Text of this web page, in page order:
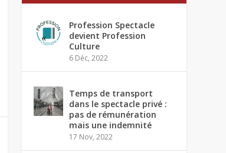
Profession Spectacle
devient Profession
Culture
6 Déc, 2022
Temps de transport
dans le spectacle privé :
pas de rémunération
mais une indemnité
17 Nov, 2022